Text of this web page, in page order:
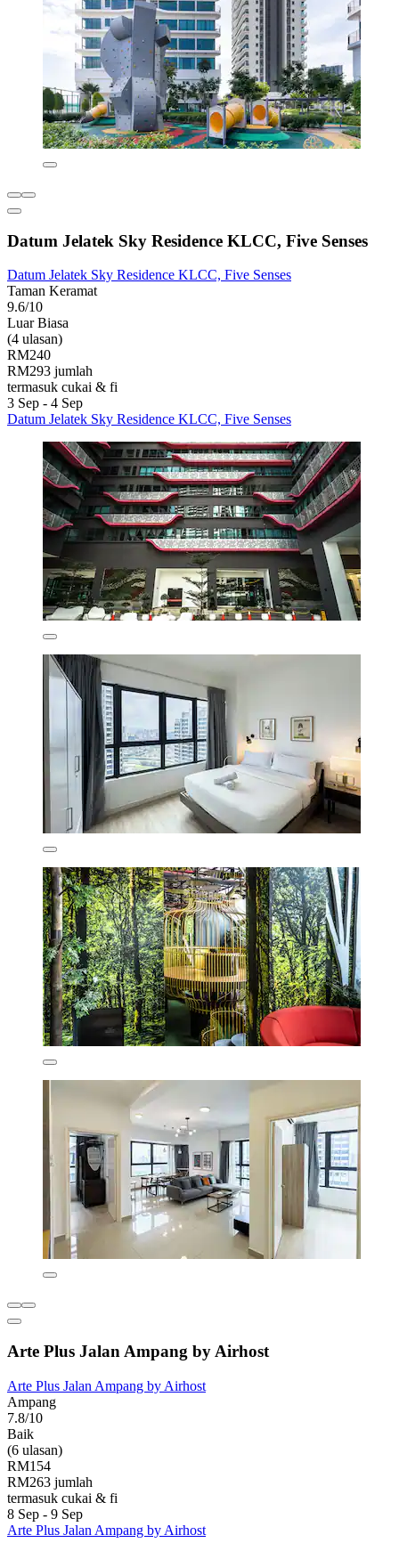
Datum Jelatek Sky Residence KLCC, Five Senses
Datum Jelatek Sky Residence KLCC, Five Senses
Taman Keramat
9.6/10
Luar Biasa
(4 ulasan)
RM240
RM293 jumlah
termasuk cukai & fi
3 Sep - 4 Sep
Datum Jelatek Sky Residence KLCC, Five Senses
Arte Plus Jalan Ampang by Airhost
Arte Plus Jalan Ampang by Airhost
Ampang
7.8/10
Baik
(6 ulasan)
RM154
RM263 jumlah
termasuk cukai & fi
8 Sep - 9 Sep
Arte Plus Jalan Ampang by Airhost